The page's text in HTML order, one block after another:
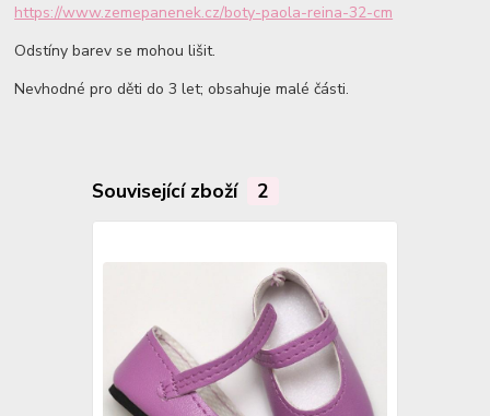
https://www.zemepanenek.cz/boty-paola-reina-32-cm
Odstíny barev se mohou lišit.
Nevhodné pro děti do 3 let; obsahuje malé části.
Související zboží 2